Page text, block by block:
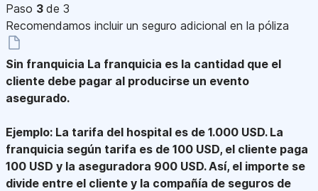
Paso 3 de 3
Recomendamos incluir un seguro adicional en la póliza
Sin franquicia La franquicia es la cantidad que el
cliente debe pagar al producirse un evento
asegurado.
Ejemplo: La tarifa del hospital es de 1.000 USD. La
franquicia según tarifa es de 100 USD, el cliente paga
100 USD y la aseguradora 900 USD. Así, el importe se
divide entre el cliente y la compañía de seguros de